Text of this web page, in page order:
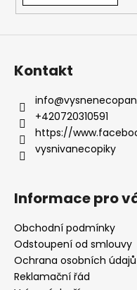
Kontakt
info@
+420720310591
https://
vysnivanecopiky
Informace pro
Obchodní podmínky
Odstoupení od smlouvy
Ochrana osobních údajů
Reklamační řád